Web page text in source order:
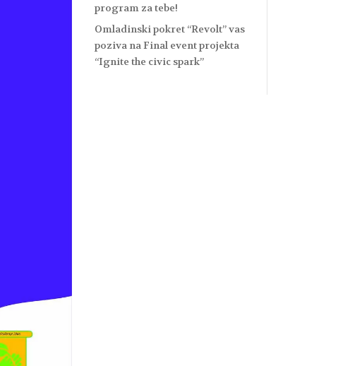
program za tebe!
Omladinski pokret “Revolt” vas
poziva na Final event projekta
“Ignite the civic spark”